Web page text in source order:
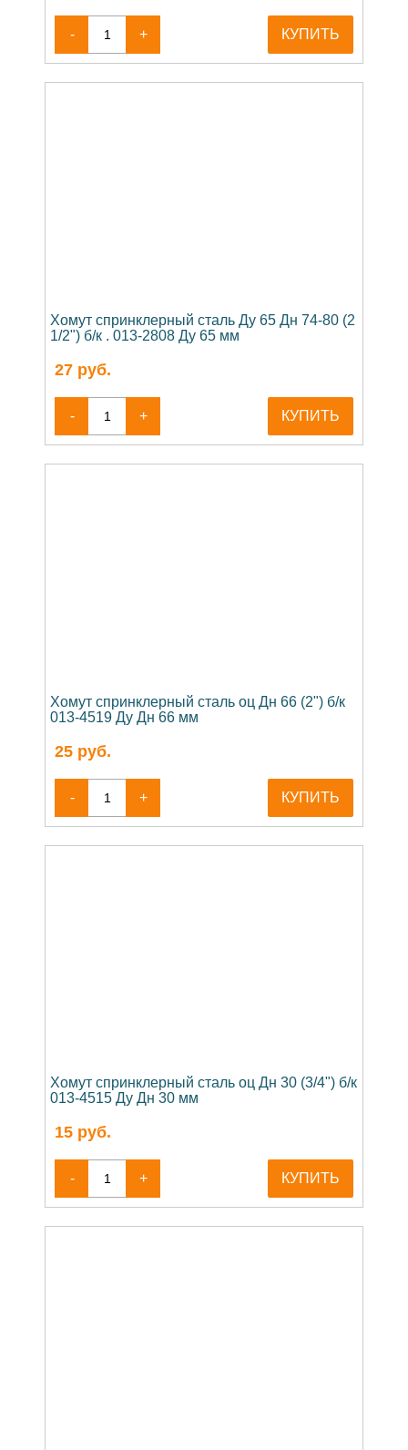
- + КУПИТЬ
Хомут спринклерный сталь Ду 65 Дн 74-80 (2
1/2") б/к . 013-2808 Ду 65 мм
27 руб.
- + КУПИТЬ
Хомут спринклерный сталь оц Дн 66 (2") б/к
013-4519 Ду Дн 66 мм
25 руб.
- + КУПИТЬ
Хомут спринклерный сталь оц Дн 30 (3/4") б/к
013-4515 Ду Дн 30 мм
15 руб.
- + КУПИТЬ